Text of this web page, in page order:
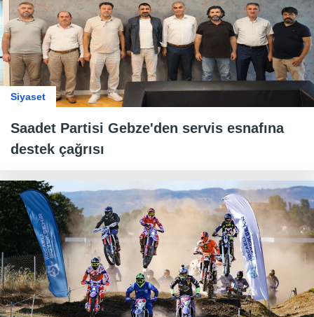
Siyaset
Saadet Partisi Gebze'den servis esnafına
destek çağrısı